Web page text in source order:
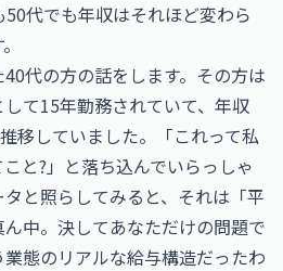
代でも年収はそれほど変わら
代の方の話をします。その方は
て15年勤務されていて、年収
移していました。「これって私
と?」と落ち込んでいらっしゃ
と照らしてみると、それは「平
中。決してあなただけの問題で
態のリアルな給与構造だったわ